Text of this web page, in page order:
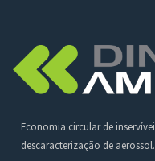
Economia circular de
descaracterização de aerossol.